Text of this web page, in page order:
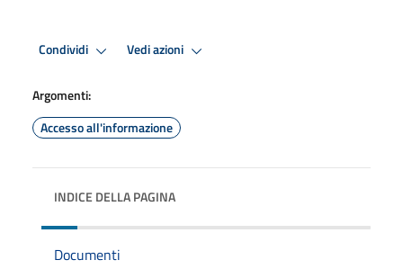
Condividi Vedi azioni
Argomenti:
Accesso all'informazione
INDICE DELLA PAGINA
Documenti